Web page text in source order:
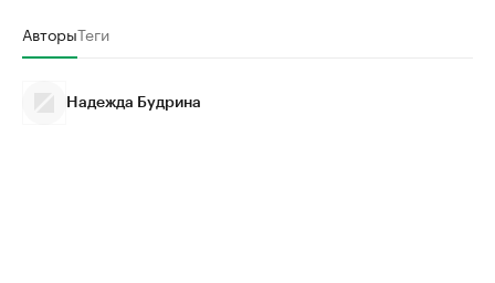
АвторыТеги
Надежда Будрина